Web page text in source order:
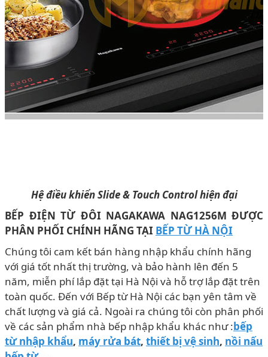
Hệ điều khiển Slide & Touch Control hiện đại
BẾP ĐIỆN TỪ ĐÔI NAGAKAWA NAG1256M ĐƯỢC
PHÂN PHỐI CHÍNH HÃNG TẠI BẾP TỪ HÀ NỘI
Chúng tôi cam kết bán hàng nhập khẩu chính hãng
với giá tốt nhất thị trường, và bảo hành lên đến 5
năm, miễn phí lắp đặt tại Hà Nội và hỗ trợ lắp đặt trên
toàn quốc. Đến với Bếp từ Hà Nội các bạn yên tâm về
chất lượng và giá cả. Ngoài ra chúng tôi còn phân phối
về các sản phẩm nhà bếp nhập khẩu khác như :bếp
từ nhập khẩu, máy rửa bát, thiết bị vệ sinh, nồi nấu